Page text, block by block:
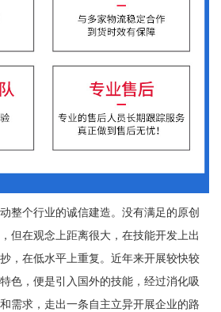
整个行业的诚信建造。没有满足的原创
但在观念上距离很大，在技能开发上出
，在低水平上重复。近年来开展较快较
色，便是引入国外的技能，经过消化吸
需求，走出一条自主立异开展企业的路